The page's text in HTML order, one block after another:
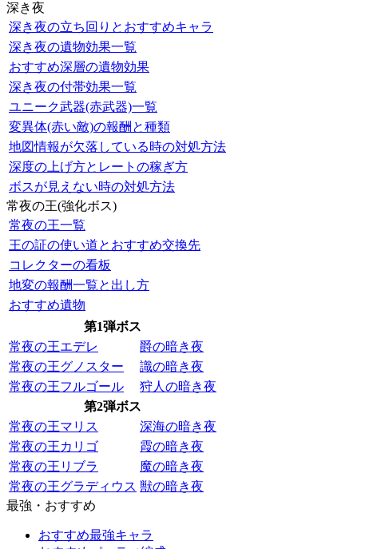
深き夜
深き夜の立ち回りとおすすめキャラ
深き夜の遺物効果一覧
おすすめ深層の遺物効果
深き夜の付帯効果一覧
ユニーク武器(赤武器)一覧
変異体(赤い敵)の報酬と種類
地図情報が欠落している時の対処方法
深度の上げ方とレートの稼ぎ方
ボスが見えない時の対処方法
常夜の王(強化ボス)
常夜の王一覧
王の証の使い道とおすすめ交換先
コレクターの看板
地変の報酬一覧と出し方
おすすめ遺物
第1弾ボス
常夜の王エデレ
爵の暗き夜
常夜の王グノスター
識の暗き夜
常夜の王フルゴール
狩人の暗き夜
第2弾ボス
常夜の王マリス
深海の暗き夜
常夜の王カリゴ
霞の暗き夜
常夜の王リブラ
魔の暗き夜
常夜の王グラディウス 獣の暗き夜
最強・おすすめ
おすすめ最強キャラ